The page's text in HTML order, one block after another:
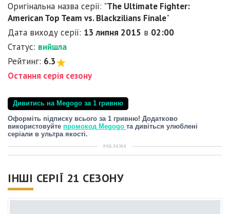
Оригінальна назва серії: "The Ultimate Fighter:
American Top Team vs. Blackzilians Finale"
Дата виходу серії: 13 липня 2015 в 02:00
Статус: вийшла
Рейтинг: 6.3
Остання серія сезону
Дивитись на Megogo за 1 гривню
Оформіть підписку всього за 1 гривню! Додатково
використовуйте промокод Megogo та дивіться улюблені
серіали в ультра якості.
РЕКЛАМА
ІНШІ СЕРІЇ 21 СЕЗОНУ